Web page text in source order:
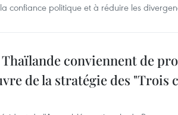
confiance politique et à réduire les
conviennent de
de la stratégie des "Trois